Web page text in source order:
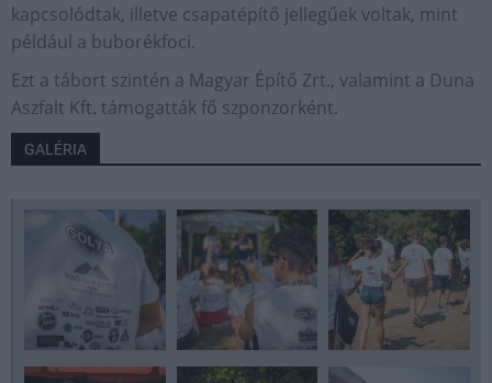
kapcsolódtak, illetve csapatépítő jellegűek voltak, mint
például a buborékfoci.
Ezt a tábort szintén a Magyar Építő Zrt., valamint a Duna
Aszfalt Kft. támogatták fő szponzorként.
GALÉRIA